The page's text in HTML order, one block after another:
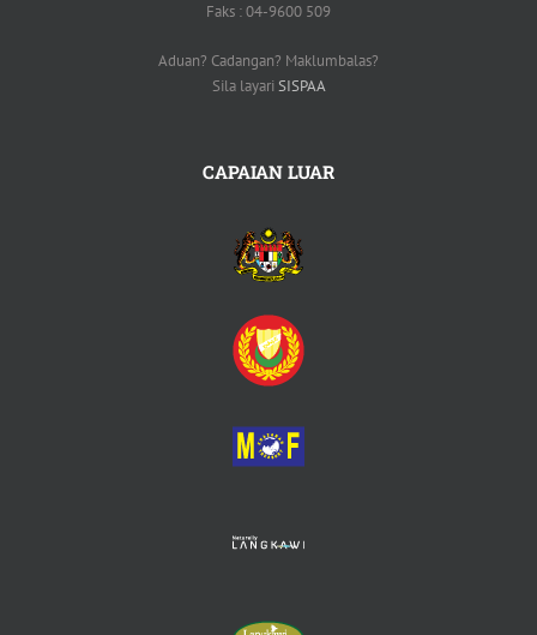
Faks : 04-9600 509
Aduan? Cadangan? Maklumbalas?
Sila layari SISPAA
CAPAIAN LUAR